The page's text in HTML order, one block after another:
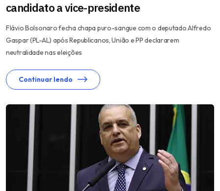
candidato a vice-presidente
Flávio Bolsonaro fecha chapa puro-sangue com o deputado Alfredo
Gaspar (PL-AL) após Republicanos, União e PP declararem
neutralidade nas eleições
Continuar lendo